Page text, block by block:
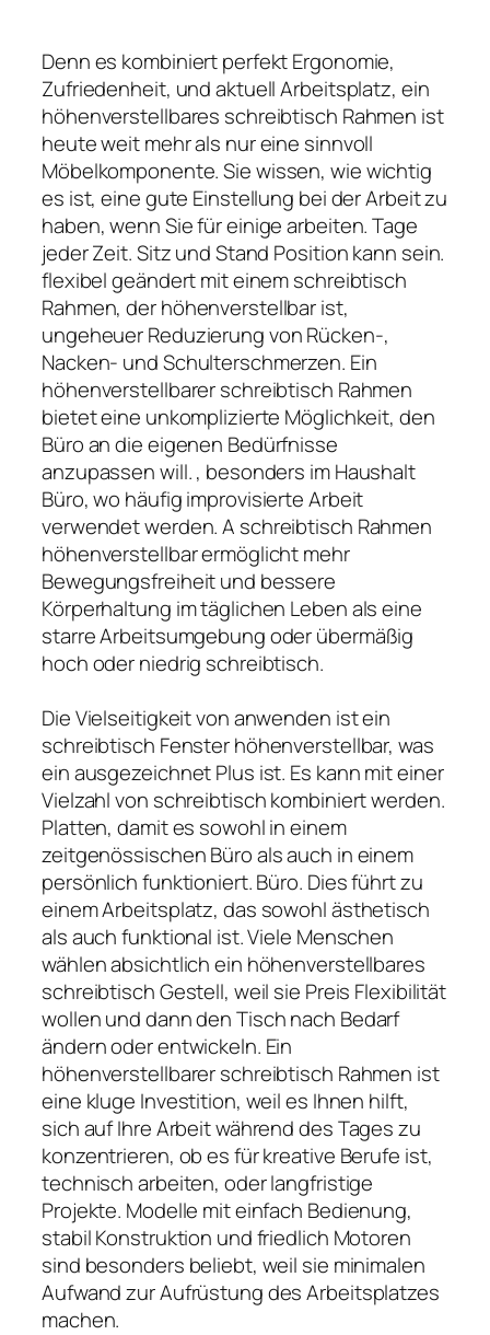
Denn es kombiniert perfekt Ergonomie,
Zufriedenheit, und aktuell Arbeitsplatz, ein
höhenverstellbares schreibtisch Rahmen ist
heute weit mehr als nur eine sinnvoll
Möbelkomponente. Sie wissen, wie wichtig
es ist, eine gute Einstellung bei der Arbeit zu
haben, wenn Sie für einige arbeiten. Tage
jeder Zeit. Sitz und Stand Position kann sein.
flexibel geändert mit einem schreibtisch
Rahmen, der höhenverstellbar ist,
ungeheuer Reduzierung von Rücken-,
Nacken- und Schulterschmerzen. Ein
höhenverstellbarer schreibtisch Rahmen
bietet eine unkomplizierte Möglichkeit, den
Büro an die eigenen Bedürfnisse
anzupassen will. , besonders im Haushalt
Büro, wo häufig improvisierte Arbeit
verwendet werden. A schreibtisch Rahmen
höhenverstellbar ermöglicht mehr
Bewegungsfreiheit und bessere
Körperhaltung im täglichen Leben als eine
starre Arbeitsumgebung oder übermäßig
hoch oder niedrig schreibtisch.
Die Vielseitigkeit von anwenden ist ein
schreibtisch Fenster höhenverstellbar, was
ein ausgezeichnet Plus ist. Es kann mit einer
Vielzahl von schreibtisch kombiniert werden.
Platten, damit es sowohl in einem
zeitgenössischen Büro als auch in einem
persönlich funktioniert. Büro. Dies führt zu
einem Arbeitsplatz, das sowohl ästhetisch
als auch funktional ist. Viele Menschen
wählen absichtlich ein höhenverstellbares
schreibtisch Gestell, weil sie Preis Flexibilität
wollen und dann den Tisch nach Bedarf
ändern oder entwickeln. Ein
höhenverstellbarer schreibtisch Rahmen ist
eine kluge Investition, weil es Ihnen hilft,
sich auf Ihre Arbeit während des Tages zu
konzentrieren, ob es für kreative Berufe ist,
technisch arbeiten, oder langfristige
Projekte. Modelle mit einfach Bedienung,
stabil Konstruktion und friedlich Motoren
sind besonders beliebt, weil sie minimalen
Aufwand zur Aufrüstung des Arbeitsplatzes
machen.